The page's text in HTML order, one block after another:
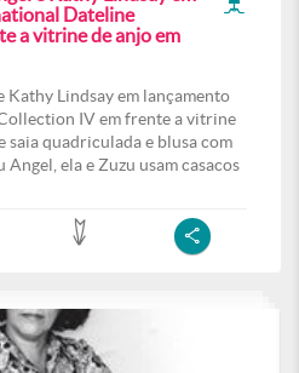
Dateline
a vitrine de anjo em
Kathy Lindsay em lançamento
IV em frente a vitrine
saia quadriculada e blusa com
ela e Zuzu usam casacos